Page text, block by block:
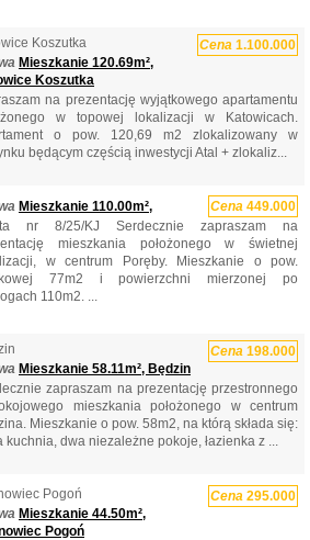
Koszutka Cena 1.100.000
Mieszkanie 120.69m²,
Koszutka
na prezentację wyjątkowego apartamentu
w topowej lokalizacji w Katowicach.
o pow. 120,69 m2 zlokalizowany w
będącym częścią inwestycji Atal + zlokaliz...
Cena 449.000
Mieszkanie 110.00m²,
nr 8/25/KJ Serdecznie zapraszam na
mieszkania położonego w świetnej
w centrum Poręby. Mieszkanie o pow.
77m2 i powierzchni mierzonej po
110m2. ...
Cena 198.000
Mieszkanie 58.11m², Będzin
zapraszam na prezentację przestronnego
mieszkania położonego w centrum
Mieszkanie o pow. 58m2, na którą składa się:
kuchnia, dwa niezależne pokoje, łazienka z ...
Pogoń Cena 295.000
Mieszkanie 44.50m²,
Pogoń